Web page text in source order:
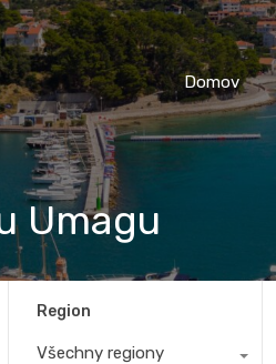
Domov
Domov
Umagu
Region
Všechny regiony